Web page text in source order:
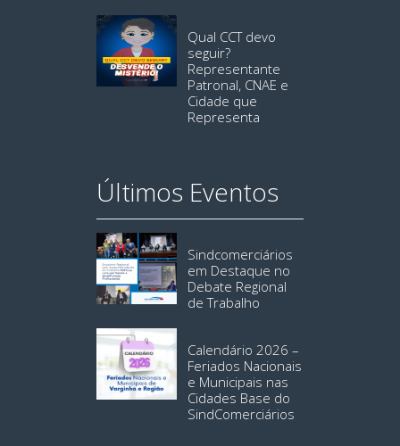
Qual CCT devo
seguir?
Representante
Patronal, CNAE e
Cidade que
Representa
Últimos Eventos
Sindcomerciários
em Destaque no
Debate Regional
de Trabalho
Calendário 2026 –
Feriados Nacionais
e Municipais nas
Cidades Base do
SindComerciários